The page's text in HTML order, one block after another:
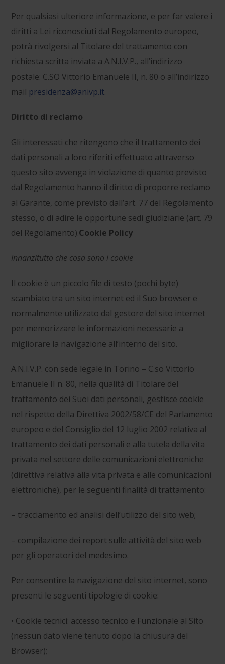
Per qualsiasi ulteriore informazione, e per far valere i
diritti a Lei riconosciuti dal Regolamento europeo,
potrà rivolgersi al Titolare del trattamento con
richiesta scritta inviata a A.N.I.V.P., all’indirizzo
postale: C.SO Vittorio Emanuele II, n. 80 o all’indirizzo
mail presidenza@anivp.it.
Diritto di reclamo
Gli interessati che ritengono che il trattamento dei
dati personali a loro riferiti effettuato attraverso
questo sito avvenga in violazione di quanto previsto
dal Regolamento hanno il diritto di proporre reclamo
al Garante, come previsto dall’art. 77 del Regolamento
stesso, o di adire le opportune sedi giudiziarie (art. 79
del Regolamento).Cookie Policy
Innanzitutto che cosa sono i cookie
Il cookie è un piccolo file di testo (pochi byte)
scambiato tra un sito internet ed il Suo browser e
normalmente utilizzato dal gestore del sito internet
per memorizzare le informazioni necessarie a
migliorare la navigazione all’interno del sito.
A.N.I.V.P. con sede legale in Torino – C.so Vittorio
Emanuele II n. 80, nella qualità di Titolare del
trattamento dei Suoi dati personali, gestisce cookie
nel rispetto della Direttiva 2002/58/CE del Parlamento
europeo e del Consiglio del 12 luglio 2002 relativa al
trattamento dei dati personali e alla tutela della vita
privata nel settore delle comunicazioni elettroniche
(direttiva relativa alla vita privata e alle comunicazioni
elettroniche), per le seguenti finalità di trattamento:
– tracciamento ed analisi dell’utilizzo del sito web;
– compilazione dei report sulle attività del sito web
per gli operatori del medesimo.
Per consentire la navigazione del sito internet, sono
presenti le seguenti tipologie di cookie:
• Cookie tecnici: accesso tecnico e Funzionale al Sito
(nessun dato viene tenuto dopo la chiusura del
Browser);